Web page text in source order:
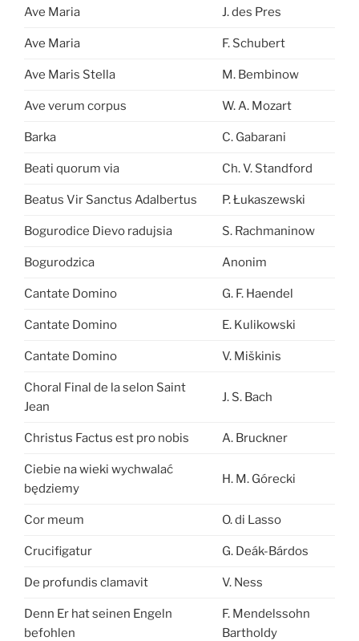
Ave Maria J. des Pres
Ave Maria F. Schubert
Ave Maris Stella M. Bembinow
Ave verum corpus W. A. Mozart
Barka C. Gabarani
Beati quorum via Ch. V. Standford
Beatus Vir Sanctus Adalbertus P. Łukaszewski
Bogurodice Dievo radujsia S. Rachmaninow
Bogurodzica Anonim
Cantate Domino G. F. Haendel
Cantate Domino E. Kulikowski
Cantate Domino V. Miškinis
Choral Final de la selon Saint
Jean
J. S. Bach
Christus Factus est pro nobis A. Bruckner
Ciebie na wieki wychwalać
będziemy
H. M. Górecki
Cor meum O. di Lasso
Crucifigatur G. Deák-Bárdos
De profundis clamavit V. Ness
Denn Er hat seinen Engeln
befohlen
F. Mendelssohn
Bartholdy